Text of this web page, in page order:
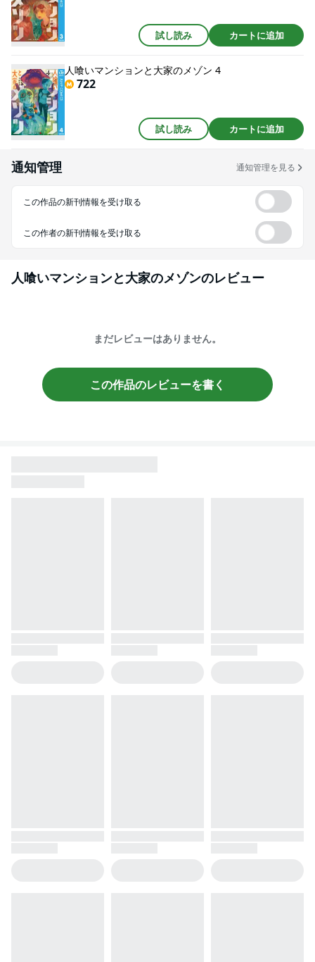
試し読み カートに追加
人喰いマンションと大家のメゾン 4
722
試し読み カートに追加
通知管理 通知管理を見る
この作品の新刊情報を受け取る
この作者の新刊情報を受け取る
人喰いマンションと大家のメゾンのレビュー
まだレビューはありません。
この作品のレビューを書く